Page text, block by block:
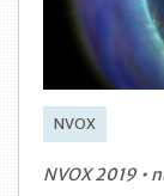
NVOX
NVOX 2019 •